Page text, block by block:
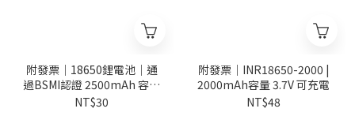
附發票｜18650鋰電池｜通
過BSMI認證 2500mAh 容量
充電電池 3.7V
NT$30
附發票｜INR18650-2000 |
2000mAh容量 3.7V 可充電
NT$48